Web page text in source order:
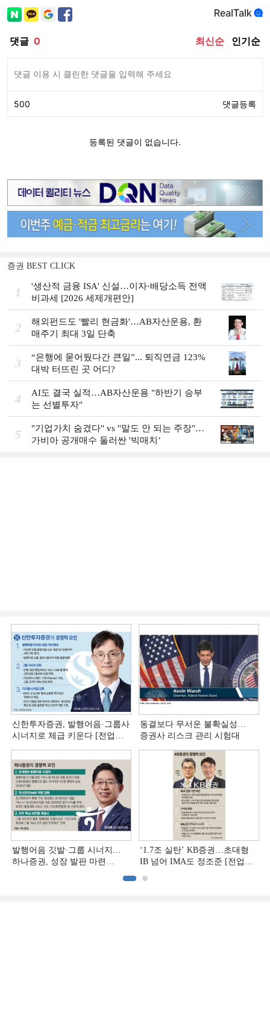
증권 BEST CLICK
1
'생산적 금융 ISA' 신설…이자·배당소득 전액
비과세 [2026 세제개편안]
2
해외펀드도 '빨리 현금화'…AB자산운용, 환
매주기 최대 3일 단축
3
“은행에 묻어뒀다간 큰일”... 퇴직연금 123%
대박 터뜨린 곳 어디?
4
AI도 결국 실적…AB자산운용 "하반기 승부
는 선별투자"
5
"기업가치 숨겼다" vs "말도 안 되는 주장"…
가비아 공개매수 둘러싼 '빅매치’
신한투자증권, 발행어음·그룹사
시너지로 체급 키운다 [전업계
동결보다 무서운 불확실성…
증권사 리스크 관리 시험대
발행어음 깃발·그룹 시너지…
하나증권, 성장 발판 마련
‘1.7조 실탄’ KB증권…초대형
IB 넘어 IMA도 정조준 [전업계